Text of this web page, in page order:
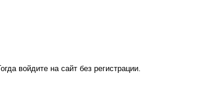
войдите на сайт без регистрации.